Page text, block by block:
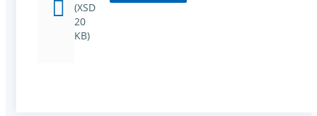
(XSD
20
KB)